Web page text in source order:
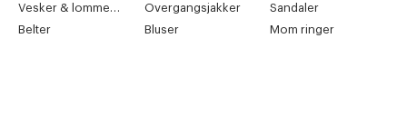
Vesker & lommebøker
Overgangsjakker
Sandaler
Belter
Bluser Mom ringer